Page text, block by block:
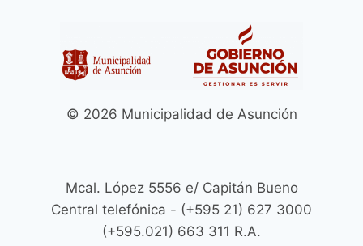
© 2026 Municipalidad de Asunción
Mcal. López 5556 e/ Capitán Bueno
Central telefónica - (+595 21) 627 3000
(+595.021) 663 311 R.A.